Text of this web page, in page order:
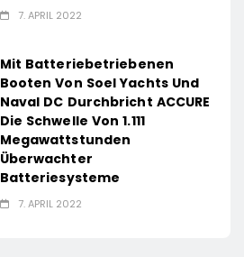
7. APRIL 2022
Mit Batteriebetriebenen
Booten Von Soel Yachts Und
Naval DC Durchbricht ACCURE
Die Schwelle Von 1.111
Megawattstunden
Überwachter
Batteriesysteme
7. APRIL 2022